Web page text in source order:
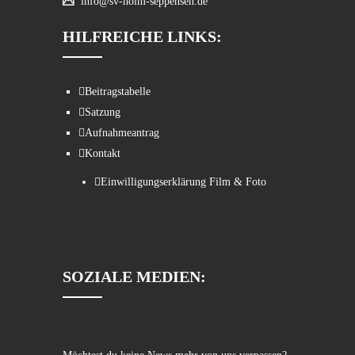
HILFREICHE LINKS:
Beitragstabelle
Satzung
Aufnahmeantrag
Kontakt
Einwilligungserklärung Film & Foto
SOZIALE MEDIEN: